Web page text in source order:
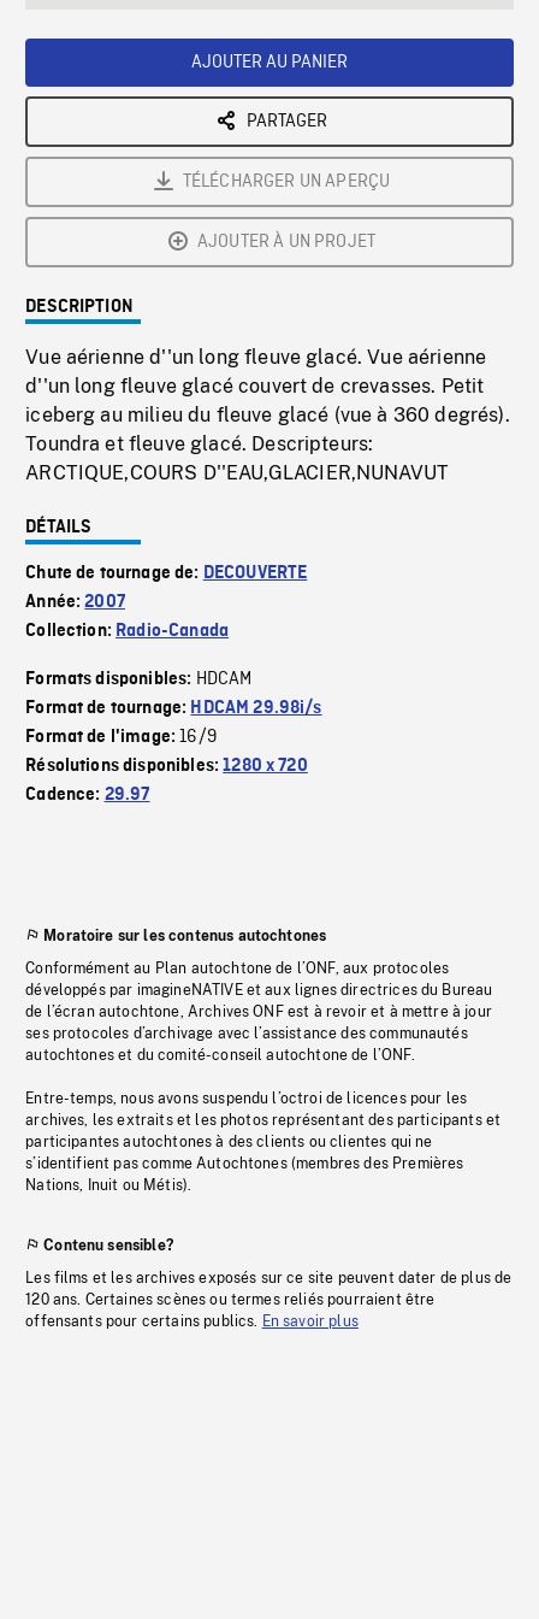
AJOUTER AU PANIER
PARTAGER
TÉLÉCHARGER UN APERÇU
AJOUTER À UN PROJET
DESCRIPTION
Vue aérienne d''un long fleuve glacé. Vue aérienne
d''un long fleuve glacé couvert de crevasses. Petit
iceberg au milieu du fleuve glacé (vue à 360 degrés).
Toundra et fleuve glacé. Descripteurs:
ARCTIQUE,COURS D''EAU,GLACIER,NUNAVUT
DÉTAILS
Chute de tournage de: DECOUVERTE
Année:2007
Collection: Radio-Canada
Formats disponibles: HDCAM
Format de tournage: HDCAM 29.98i/s
Format de l'image:16/9
Résolutions disponibles:1280 x 720
Cadence: 29.97
Moratoire sur les contenus autochtones
Conformément au Plan autochtone de l’ONF, aux protocoles
développés par imagineNATIVE et aux lignes directrices du Bureau
de l’écran autochtone, Archives ONF est à revoir et à mettre à jour
ses protocoles d’archivage avec l’assistance des communautés
autochtones et du comité-conseil autochtone de l’ONF.
Entre-temps, nous avons suspendu l’octroi de licences pour les
archives, les extraits et les photos représentant des participants et
participantes autochtones à des clients ou clientes qui ne
s’identifient pas comme Autochtones (membres des Premières
Nations, Inuit ou Métis).
Contenu sensible?
Les films et les archives exposés sur ce site peuvent dater de plus de
120 ans. Certaines scènes ou termes reliés pourraient être
offensants pour certains publics. En savoir plus